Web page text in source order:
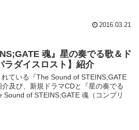
2016.03.21
魂』星の奏でる歌＆ド
ラダイスロスト】紹介
れている『The Sound of STEINS;GATE
及び、新規ドラマCDと『星の奏でる
of STEINS;GATE 魂（コンプリ